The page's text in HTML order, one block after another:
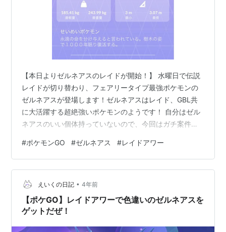
【本日よりゼルネアスのレイドが開始！】 水曜日で伝説
レイドが切り替わり、フェアリータイプ最強ポケモンの
ゼルネアスが登場します！ゼルネアスはレイド、GBL共
に大活躍する超絶強いポケモンのようです！ 自分はゼル
ネアスのいい個体持っていないので、今回はガチ案件で
ー、ゼルネアスとは！？】 ゼルネアスの性能をチェック
していきます！ ゼルネアス 最大CP 通常時2160 ブース
ト時2701 タイプ：フェアリー 弱点：はがね、どく 通常
技 ・たいあたり ・しねんのずつき ・ジオコントロール※
限定技 ゲージ技 ・ムーンフォース ・メガホーン ・イン
ファイト ・…
#ポケモンGO #ゼルネアス #レイドアワー
えいくの日記 • 4年前
【ポケGO】レイドアワーで色違いのゼルネアスを
ゲットだぜ！